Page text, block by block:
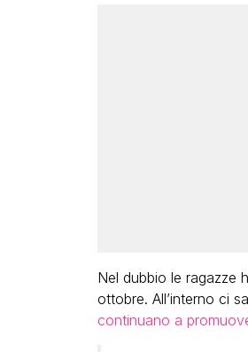
Nel dubbio le ragazze
ottobre. All’interno ci
continuano a